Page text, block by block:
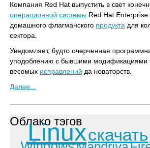
Компания Red Hat выпустить в свет
операционной системы Red Hat
домашного флагманского продукта для
сектора.
Уведомляет, будто очерченная
уподоблению с бывшими модификациями
весомых исправлений да новаторств.
Далее...
Облако тэгов
Linuxскачать